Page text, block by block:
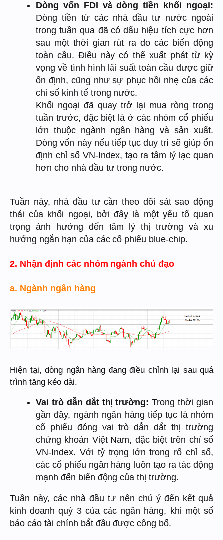
Dòng vốn FDI và dòng tiền khối ngoại:
Dòng tiền từ các nhà đầu tư nước ngoài
trong tuần qua đã có dấu hiệu tích cực hơn
sau một thời gian rút ra do các biến động
toàn cầu. Điều này có thể xuất phát từ kỳ
vọng về tình hình lãi suất toàn cầu được giữ
ổn định, cũng như sự phụchồi nhẹ của các
chỉ số kinh tế trong nước.
Khối ngoại đã quay trở lại mua ròng trong
tuần trước, đặc biệt là ở các nhóm cổ phiếu
lớn thuộc ngành ngân hàng và sản xuất.
Dòng vốn này nếu tiếp tục duy trì sẽ giúp ổn
định chỉ số VN-Index, tạo ra tâm lý lạc quan
hơn cho nhà đầu tư trong nước.
Tuần này, nhà đầu tư cần theo dõi sát sao động
thái của khối ngoại, bởi đây là một yếu tố quan
trọng ảnh hưởng đến tâm lý thị trường và xu
hướng ngắn hạn của các cổ phiếu blue-chip.
2. Nhận định các nhóm ngành chủ đạo
a. Ngành ngân hàng
Hiện tại, dòng ngân hàng đang điều chỉnh lại sau quá
trình tăng kéo dài.
Vai trò dẫn dắt thị trường: Trong thời gian
gần đây, ngành ngân hàng tiếp tục là nhóm
cổ phiếu đóng vai trò dẫn dắt thị trường
chứng khoán Việt Nam, đặc biệt trên chỉ số
VN-Index. Với tỷ trọng lớn trong rổ chỉ số,
các cổ phiếu ngân hàng luôn tạo ra tác động
mạnh đến biến động của thị trường.
Tuần này, các nhà đầu tư nên chú ý đến kết quả
kinh doanh quý 3 của các ngân hàng, khi một số
báo cáo tài chính bắt đầu được công bố.